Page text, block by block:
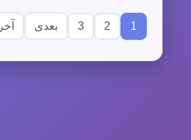
1
2
3 بعدی آخر